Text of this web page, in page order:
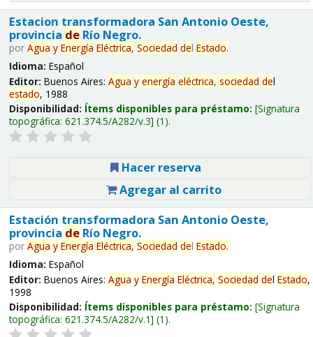
Estacion transformadora San Antonio Oeste,
provincia deRío Negro.
por Agua y Energía Eléctrica, Sociedad del Estado.
Idioma: Español
Editor: Buenos Aires: Agua y energía eléctrica, sociedad del
estado, 1988
Disponibilidad: Ítems disponibles para préstamo: Signatura
topográfica: 621.374.5/A282/v.3 (1).
Hacer reserva
Agregar al carrito
Estación transformadora San Antonio Oeste,
provincia deRío Negro.
por Agua y Energía Eléctrica, Sociedad del Estado.
Idioma: Español
Editor: Buenos Aires: Agua y Energía Eléctrica, Sociedad del Estado,
1998
Disponibilidad: Ítems disponibles para préstamo: Signatura
topográfica: 621.374.5/A282/v.1 (1).